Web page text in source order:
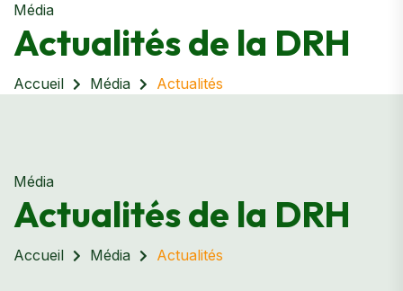
Média
Actualités de la DRH
Accueil Média Actualités
Média
Actualités de la DRH
Accueil Média Actualités